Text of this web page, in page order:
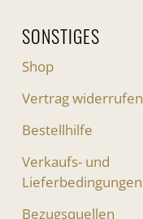
SONSTIGES
Shop
Vertrag widerrufen
Bestellhilfe
Verkaufs- und
Lieferbedingungen
Bezugsquellen